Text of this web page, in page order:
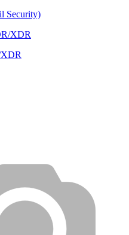
Security)